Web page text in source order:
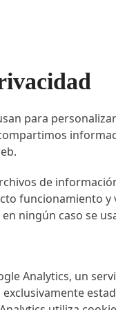
para
de
funcionamiento
ningún caso se
Analytics, un